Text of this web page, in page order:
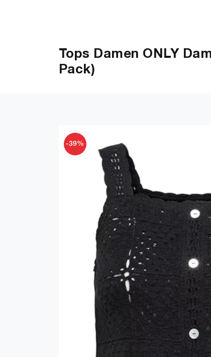
Tops Damen ONLY
Pack)
-39%